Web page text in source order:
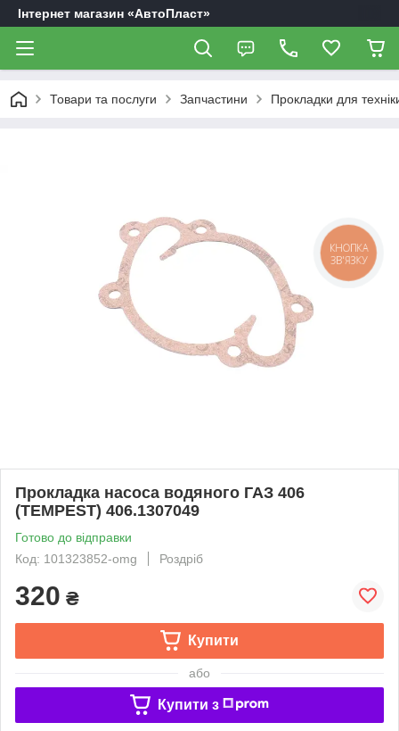
Інтернет магазин «АвтоПласт»
Товари та послуги Запчастини Прокладки для
Прокладка насоса водяного ГАЗ 406
(TEMPEST) 406.1307049
Готово до відправки
Код: 101323852-omg
Роздріб
320 ₴
Купити
або
Купити з
КНОПКА
ЗВ'ЯЗКУ